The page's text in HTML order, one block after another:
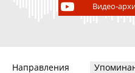
Видео-
Направления